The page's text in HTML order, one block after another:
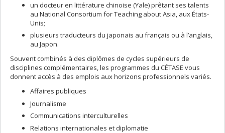
un docteur en littérature chinoise (Yale) prêtant ses talents
au National Consortium for Teaching about Asia, aux États-
Unis;
plusieurs traducteurs du japonais au français ou à l’anglais,
au Japon.
Souvent combinés à des diplômes de cycles supérieurs de
disciplines complémentaires, les programmes du CÉTASE vous
donnent accès à des emplois aux horizons professionnels variés.
Affaires publiques
Journalisme
Communications interculturelles
Relations internationales et diplomatie